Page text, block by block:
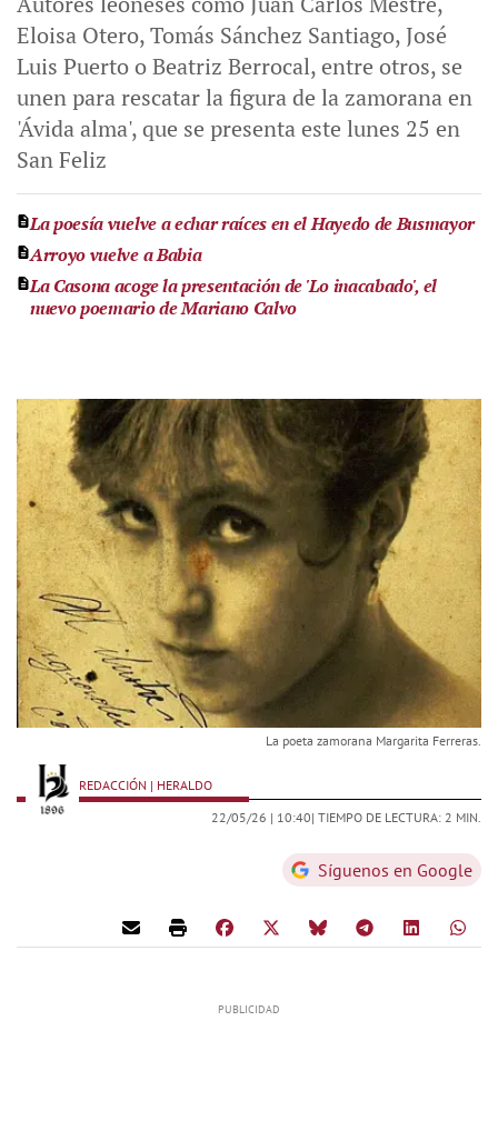
Eloisa Otero, Tomás Sánchez Santiago, José
Luis Puerto o Beatriz Berrocal, entre otros, se
unen para rescatar la figura de la zamorana en
'Ávida alma', que se presenta este lunes 25 en
San Feliz
La poesía vuelve a echar raíces en el Hayedo de Busmayor
Arroyo vuelve a Babia
La Casona acoge la presentación de 'Lo inacabado', el
nuevo poemario de Mariano Calvo
La poeta zamorana Margarita Ferreras.
REDACCIÓN | HERALDO
22/05/26 | 10:40| TIEMPO DE LECTURA: 2 MIN.
Síguenos en Google